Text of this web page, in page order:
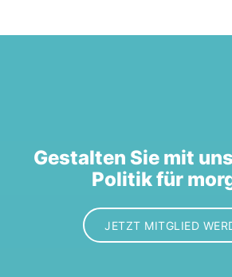
Gestalten Sie mit
Politik für
JETZT MITGLIED